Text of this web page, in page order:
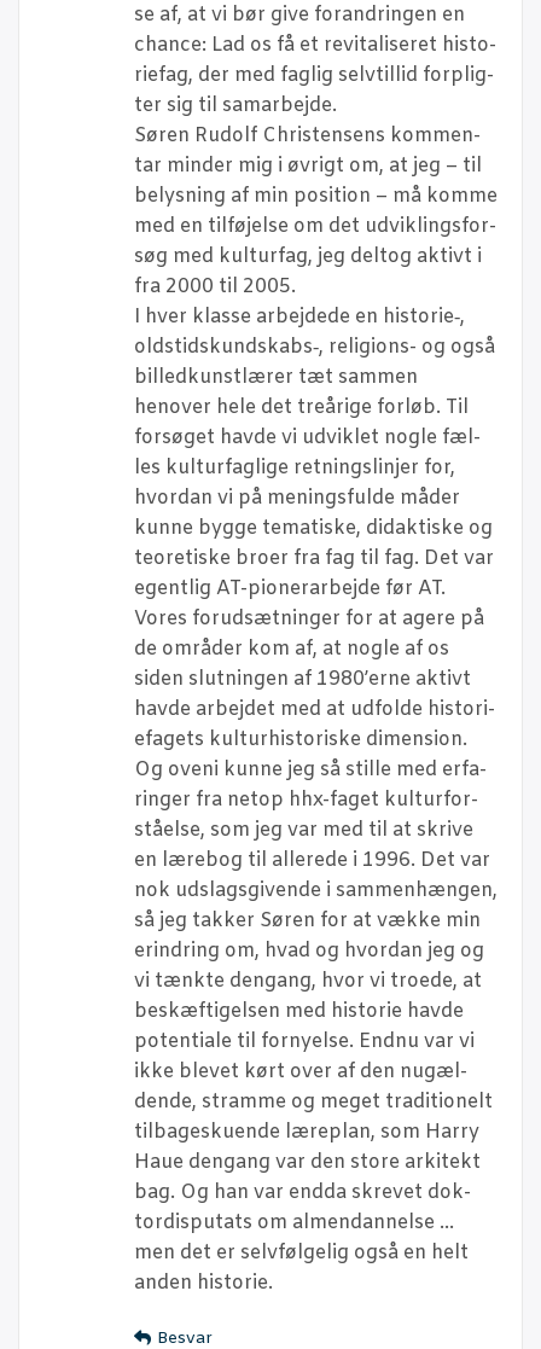
se af, at vi bør give for­an­drin­gen en
chan­ce: Lad os få et revi­ta­li­se­ret histo­
ri­e­fag, der med fag­lig selv­til­lid for­plig­
ter sig til samarbejde.
Søren Rudolf Chri­sten­sens kom­men­
tar min­der mig i øvrigt om, at jeg – til
belys­ning af min posi­tion – må kom­me
med en til­fø­jel­se om det udvik­lings­for­
søg med kul­tur­fag, jeg delt­og aktivt i
fra 2000 til 2005.
I hver klas­se arbej­de­de en historie‑,
oldstidskundskabs‑, reli­gions- og også
bil­led­kunst­læ­rer tæt sam­men
henover hele det tre­åri­ge for­løb. Til
for­sø­get hav­de vi udvik­let nog­le fæl­
les kul­tur­fag­li­ge ret­nings­linjer for,
hvor­dan vi på menings­ful­de måder
kun­ne byg­ge tema­ti­ske, didak­ti­ske og
teo­re­ti­ske bro­er fra fag til fag. Det var
egent­lig AT-pio­ner­ar­bej­de før AT.
Vores for­ud­sæt­nin­ger for at age­re på
de områ­der kom af, at nog­le af os
siden slut­nin­gen af 1980’erne aktivt
hav­de arbej­det med at udfol­de histo­ri­
e­fa­gets kul­tur­hi­sto­ri­ske dimen­sion.
Og oveni kun­ne jeg så stil­le med erfa­
rin­ger fra net­op hhx-faget kul­tur­for­
stå­el­se, som jeg var med til at skri­ve
en lære­bog til alle­re­de i 1996. Det var
nok udslags­gi­ven­de i sam­men­hæn­gen,
så jeg tak­ker Søren for at væk­ke min
erin­dring om, hvad og hvor­dan jeg og
vi tænk­te den­gang, hvor vi tro­e­de, at
beskæf­ti­gel­sen med histo­rie hav­de
poten­ti­a­le til for­ny­el­se. End­nu var vi
ikke ble­vet kørt over af den nugæl­
den­de, stram­me og meget tra­di­tio­nelt
til­ba­ge­sku­en­de lære­plan, som Har­ry
Haue den­gang var den sto­re arki­tekt
bag. Og han var end­da skre­vet dok­
tor­dis­putats om almen­dan­nel­se …
men det er selv­føl­ge­lig også en helt
anden historie.
Besvar